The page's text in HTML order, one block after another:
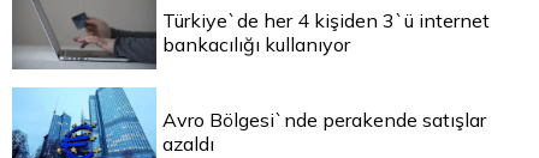
Türkiye`de her 4 kişiden 3`ü internet
bankacılığı kullanıyor
Avro Bölgesi`nde perakende satışlar
azaldı